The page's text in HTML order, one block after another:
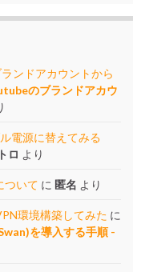
ンドアカウントから
のブランドアカウ
電源に替えてみる
ロ より
ついて に 匿名 より
環境構築してみた に
を導入する手順 -